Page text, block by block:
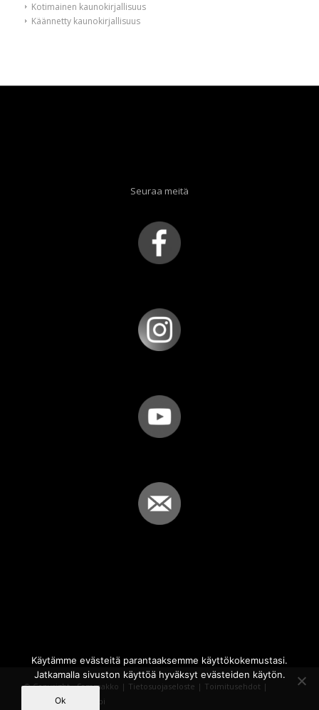
Kotimainen kaunokirjallisuus
Käännetty kaunokirjallisuus
Seuraa meitä
© Copyright - Sammakko | Tietosuojaseloste | Toimitusehdot |
Powered by
iQWebbi
Käytämme evästeitä parantaaksemme käyttökokemustasi.
Jatkamalla sivuston käyttöä hyväksyt evästeiden käytön.
Ok